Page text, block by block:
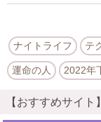
ナイトライフ テ
運命の人 2022年
【おすすめサイ